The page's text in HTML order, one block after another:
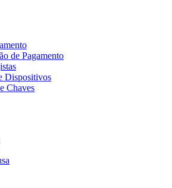
de Pagamento
Dispositivos
Chaves